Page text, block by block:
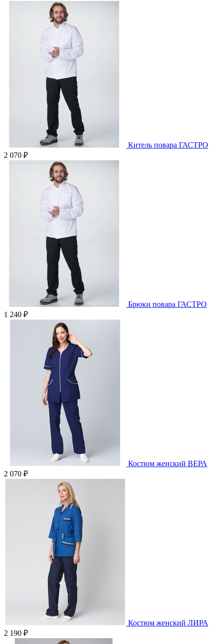
Китель повара ГАСТРО
2 070 ₽
Брюки повара ГАСТРО
1 240 ₽
Костюм женский ВЕРА
2 070 ₽
Костюм женский ЛИРА
2 190 ₽